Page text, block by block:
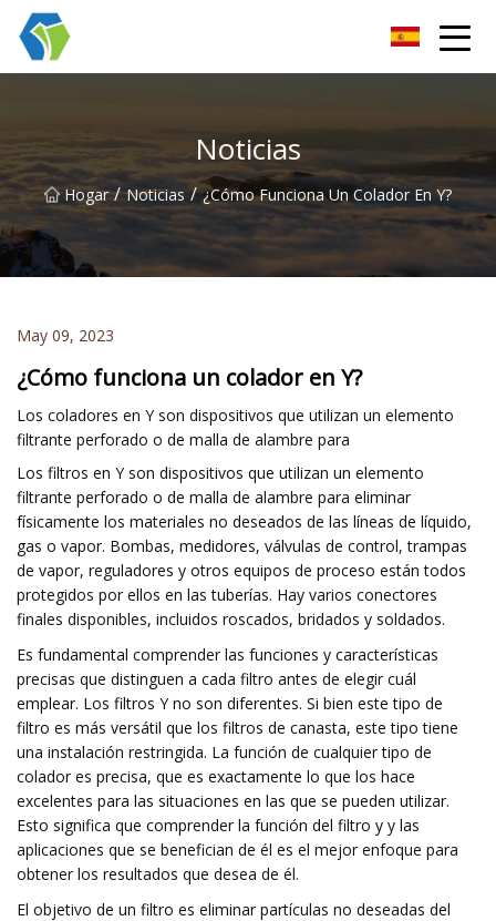
Grupo Co., Ltd de las soluciones de la luz de las estrellas de
Noticias
Hogar / Noticias / ¿Cómo Funciona Un Colador En Y?
May 09, 2023
¿Cómo funciona un colador en Y?
Los coladores en Y son dispositivos que utilizan un elemento
filtrante perforado o de malla de alambre para
Los filtros en Y son dispositivos que utilizan un elemento
filtrante perforado o de malla de alambre para eliminar
físicamente los materiales no deseados de las líneas de líquido,
gas o vapor. Bombas, medidores, válvulas de control, trampas
de vapor, reguladores y otros equipos de proceso están todos
protegidos por ellos en las tuberías. Hay varios conectores
finales disponibles, incluidos roscados, bridados y soldados.
Es fundamental comprender las funciones y características
precisas que distinguen a cada filtro antes de elegir cuál
emplear. Los filtros Y no son diferentes. Si bien este tipo de
filtro es más versátil que los filtros de canasta, este tipo tiene
una instalación restringida. La función de cualquier tipo de
colador es precisa, que es exactamente lo que los hace
excelentes para las situaciones en las que se pueden utilizar.
Esto significa que comprender la función del filtro y y las
aplicaciones que se benefician de él es el mejor enfoque para
obtener los resultados que desea de él.
El objetivo de un filtro es eliminar partículas no deseadas del